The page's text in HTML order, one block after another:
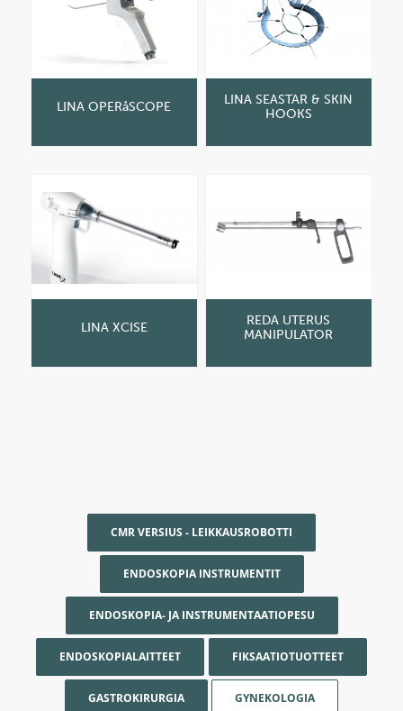
LINA OPERåSCOPE
LINA SEASTAR & SKIN
HOOKS
LINA XCISE
REDA UTERUS
MANIPULATOR
CMR VERSIUS - LEIKKAUSROBOTTI
ENDOSKOPIA INSTRUMENTIT
ENDOSKOPIA- JA INSTRUMENTAATIOPESU
ENDOSKOPIALAITTEET FIKSAATIOTUOTTEET
GASTROKIRURGIA GYNEKOLOGIA